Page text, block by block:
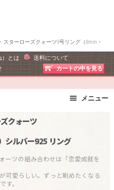
ターローズクォーツ9号リング（8mm・
）とは
送料について
カートの中を見る
メニュー
運勢で選ぶ
色で選ぶ
星座石で選ぶ
パワーストーン一覧
クォーツ
シルバー925 リング
ーツの組み合わせは「恋愛成就を
可愛らしい。ずっと眺めたくなる
す。